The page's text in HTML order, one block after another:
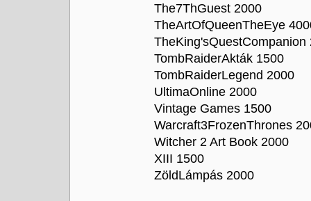
The7ThGuest 2000
TheArtOfQueenTheEye
TheKing'sQuestCompanion
TombRaiderAkták 1500
TombRaiderLegend 2000
UltimaOnline 2000
Vintage Games 1500
Warcraft3FrozenThrones
Witcher 2 Art Book 2000
XIII 1500
ZöldLámpás 2000